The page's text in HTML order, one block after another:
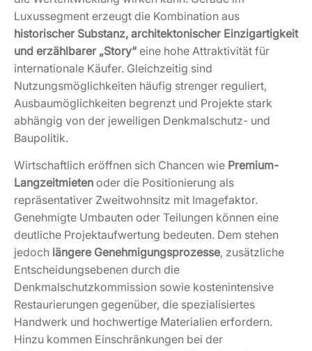
Baupolitik.
Wirtschaftlich eröffnen sich Chancen wiePremium-
Langzeitmietenoder die Positionierung als
repräsentativer Zweitwohnsitz mit Imagefaktor.
Genehmigte Umbauten oder Teilungen können eine
deutliche Projektaufwertung bedeuten. Dem stehen
jedochlängere Genehmigungsprozesse, zusätzliche
Entscheidungsebenen durch die
Denkmalschutzkommission sowie kostenintensive
Restaurierungen gegenüber, die spezialisiertes
Handwerk und hochwertige Materialien erfordern.
Hinzu kommen Einschränkungen bei der
Ferienvermietung, regulatorische Vorgaben durch
Wohnungsdekrete sowie eine erhöhte steuerliche und
rechtliche Komplexität.
Für die Exit-Strategie kann die historische Substanz ein
starkes Argument sein, insbesondere bei Käufern, die
Authentizität und kulturellen Wert schätzen.
Gleichzeitig verkleinert die regulatorische Komplexität